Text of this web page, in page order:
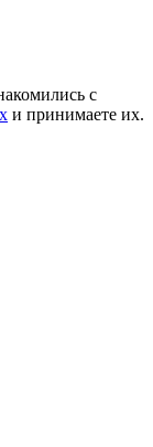
с
и принимаете их.